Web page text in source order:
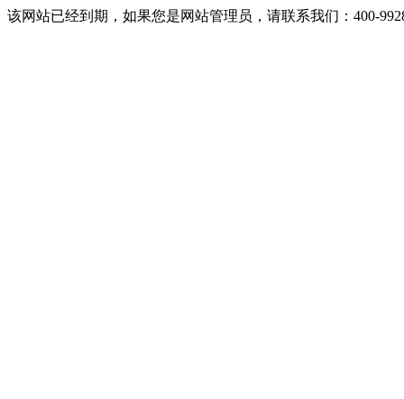
该网站已经到期，如果您是网站管理员，请联系我们：400-